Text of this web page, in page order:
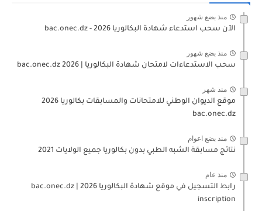
منذ بضع شهور
الآن سحب استدعاء شهادة البكالوريا bac.onec.dz - 2026
منذ بضع شهور
سحب الاستدعاءات لامتحان شهادة البكالوريا | 2026 bac.onec.dz
منذ شهر
موقع الديوان الوطني للامتحانات والمسابقات بكالوريا 2026
bac.onec.dz
منذ بضع اعوام
نتائج مسابقة الشبه الطبي بدون بكالوريا جميع الولايات 2021
منذ عام
رابط التسجيل في موقع شهادة البكالوريا 2026 | bac.onec.dz
inscription